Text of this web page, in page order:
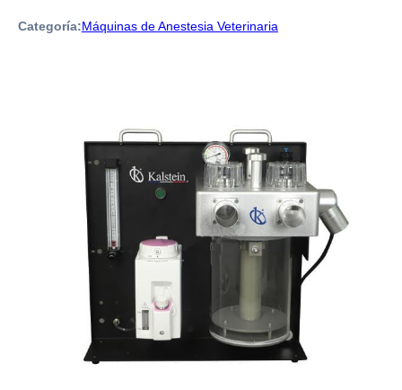
Categoría:Máquinas de Anestesia Veterinaria